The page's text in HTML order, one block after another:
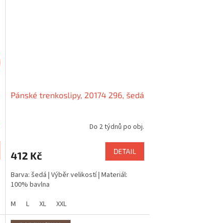
Pánské trenkoslipy, 20174 296, šedá
Do 2 týdnů po obj.
412 Kč DETAIL
Barva: šedá | Výběr velikostí | Materiál:
100% bavlna
M
L XL XXL